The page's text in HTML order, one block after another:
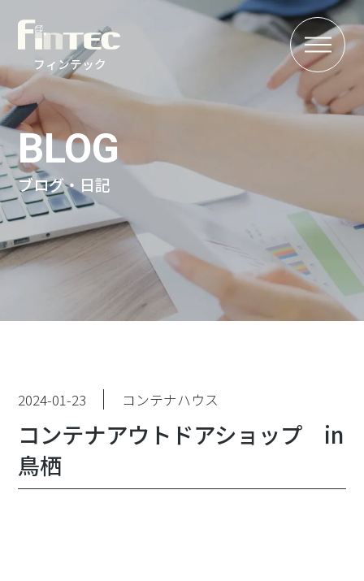
フィンテック
MENU
BLOG
ブログ・日記
2024-01-23 コンテナハウス
コンテナアウトドアショップ in
鳥栖